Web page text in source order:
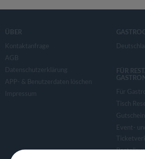
ÜBER
Kontaktanfrage
AGB
Datenschutzerklärung
APP- & Benutzerdaten löschen
Impressum
FÜR
Für
Tisch
Event-